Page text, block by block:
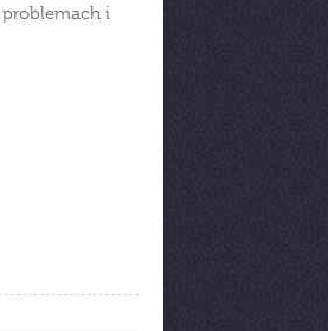
problemach i